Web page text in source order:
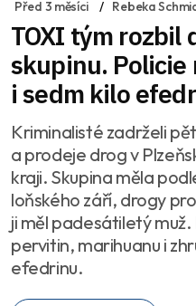
Před 3 měsíci Rebeka
TOXI tým rozbil
skupinu.
i sedm kilo
Kriminalisté zadrželi
a prodeje drog v
kraji. Skupina měla
loňského září, drogy
ji měl padesátiletý muž.
pervitin, marihuanu i
efedrinu.